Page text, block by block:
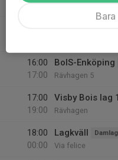
Rävhagen 1
16:00
17:00
BoIS-Enköping
Rävhagen 5
17:00
19:00
Visby Bois lag
Rävhagen
18:00
00:00
Lagkväll Damlag
Via felice